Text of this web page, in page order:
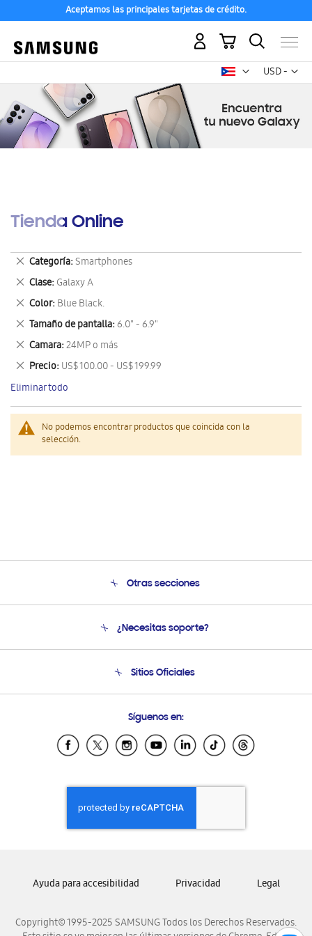
Aceptamos las principales tarjetas de crédito.
USD -
dólar
Mi carrito
Tienda Online
No podemos encontrar productos que coincida con la
selección.
Categoría Smartphones
Eliminar
este
artículo
Clase Galaxy A
Eliminar
este
artículo
Color Blue Black.
Eliminar
este
artículo
Tamaño de pantalla 6.0" - 6.9"
Eliminar
este
artículo
Camara 24MP o más
Eliminar
este
artículo
Precio US$ 100.00 - US$ 199.99
Eliminar
este
artículo
Eliminar todo
Otras secciones
Soporte
Condiciones de Compra
¿Necesitas soporte?
Soporte vía eMail
Sitios Oficiales
Samsung Ecuador
Samsung El Salvador
Samsung Honduras
Samsung Nicaragua
Samsung Panamá
Samsung Venezuela
Síguenos en:
Copyright© 1995-2025 SAMSUNG Todos los Derechos Reservados.
Ayuda para accesibilidad Privacidad Legal